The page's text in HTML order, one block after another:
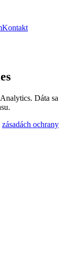
Kontakt
Dáta sa
zásadách ochrany